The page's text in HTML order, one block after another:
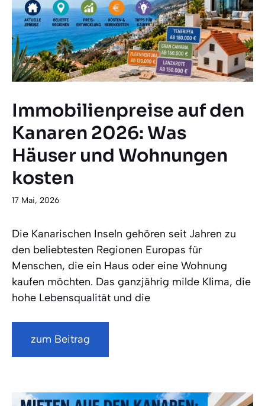
Immobilienpreise auf den
Kanaren 2026: Was
Häuser und Wohnungen
kosten
17 Mai, 2026
Die Kanarischen Inseln gehören seit Jahren zu
den beliebtesten Regionen Europas für
Menschen, die ein Haus oder eine Wohnung
kaufen möchten. Das ganzjährig milde Klima, die
hohe Lebensqualität und die
zum Beitrag